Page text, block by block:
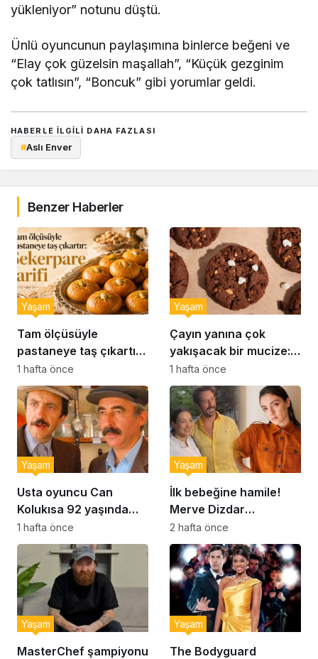
yükleniyor” notunu düştü.
Ünlü oyuncunun paylaşımına binlerce beğeni ve
“Elay çok güzelsin maşallah”, “Küçük gezginim
çok tatlısın”, “Boncuk” gibi yorumlar geldi.
HABERLE ILGILI DAHA FAZLASI
#Aslı Enver
Benzer Haberler
Tam ölçüsüyle
pastaneye taş çıkartır:
Şekerpare tarifi
Yaşam
1 hafta önce
Çayın yanına çok
yakışacak bir mucize:
Brownie tadında ıslak
kurabiye tarifi…
Yaşam
1 hafta önce
Usta oyuncu Can
Kolukısa 92 yaşında
hayatını kaybetti
Yaşam
1 hafta önce
İlk bebeğine hamile!
Merve Dizdar
sessizliğini bozdu: ‘İsim
bulmak çok zor’
Yaşam
2 hafta önce
MasterChef şampiyonu
Yaşam
The Bodyguard
Yaşam